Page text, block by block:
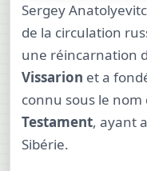
Sergey
de la circulation
une réincarnation
Vissarion et a
connu sous le nom
Testament, ayant
Sibérie.